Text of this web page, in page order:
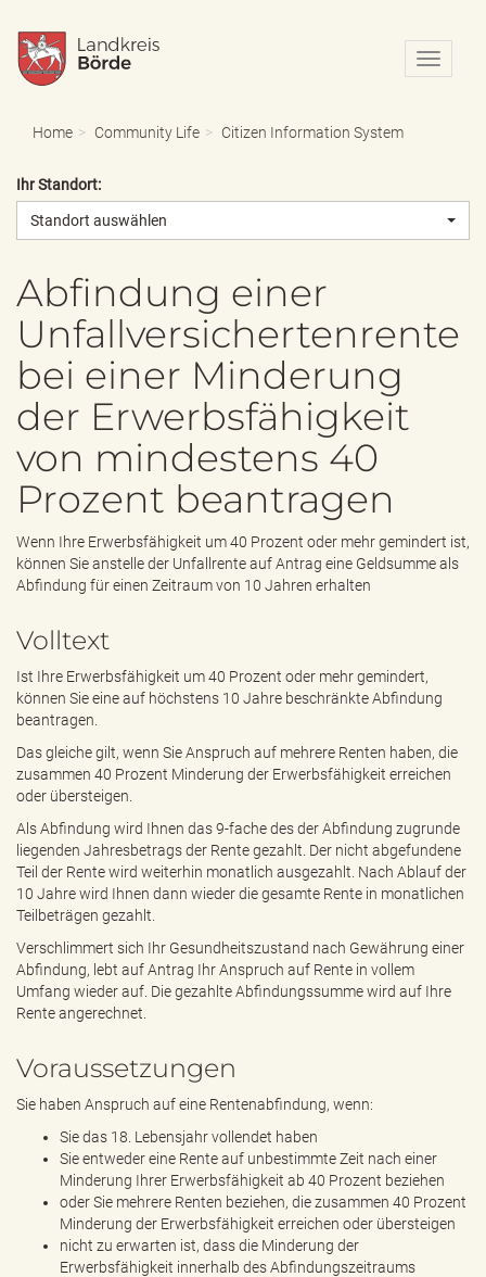
N
a
o
n
-
d
e
Home Community Life Citizen Information System
Ihr Standort:
Standort auswählen
Abfindung einer
Unfallversichertenrente
bei einer Minderung
der Erwerbsfähigkeit
von mindestens 40
Prozent beantragen
Wenn Ihre Erwerbsfähigkeit um 40 Prozent oder mehr gemindert ist,
können Sie anstelle der Unfallrente auf Antrag eine Geldsumme als
Abfindung für einen Zeitraum von 10 Jahren erhalten
Volltext
Ist Ihre Erwerbsfähigkeit um 40 Prozent oder mehr gemindert,
können Sie eine auf höchstens 10 Jahre beschränkte Abfindung
beantragen.
Das gleiche gilt, wenn Sie Anspruch auf mehrere Renten haben, die
zusammen 40 Prozent Minderung der Erwerbsfähigkeit erreichen
oder übersteigen.
Als Abfindung wird Ihnen das 9-fache des der Abfindung zugrunde
liegenden Jahresbetrags der Rente gezahlt. Der nicht abgefundene
Teil der Rente wird weiterhin monatlich ausgezahlt. Nach Ablauf der
10 Jahre wird Ihnen dann wieder die gesamte Rente in monatlichen
Teilbeträgen gezahlt.
Verschlimmert sich Ihr Gesundheitszustand nach Gewährung einer
Abfindung, lebt auf Antrag Ihr Anspruch auf Rente in vollem
Umfang wieder auf. Die gezahlte Abfindungssumme wird auf Ihre
Rente angerechnet.
Voraussetzungen
Sie haben Anspruch auf eine Rentenabfindung, wenn:
Sie das 18. Lebensjahr vollendet haben
Sie entweder eine Rente auf unbestimmte Zeit nach einer
Minderung Ihrer Erwerbsfähigkeit ab 40 Prozent beziehen
oder Sie mehrere Renten beziehen, die zusammen 40 Prozent
Minderung der Erwerbsfähigkeit erreichen oder übersteigen
nicht zu erwarten ist, dass die Minderung der
Erwerbsfähigkeit innerhalb des Abfindungszeitraums